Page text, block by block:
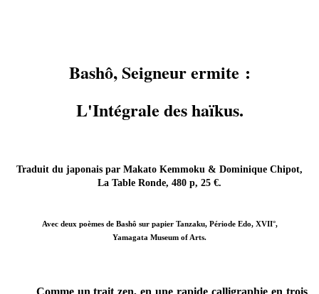
Bashô, Seigneur ermite :
L'Intégrale des haïkus.
Traduit du japonais par Makato Kemmoku & Dominique Chipot,
La Table Ronde, 480 p, 25 €.
Avec deux poèmes de Bashô sur papier Tanzaku, Période Edo, XVII°,
Yamagata Museum of Arts.